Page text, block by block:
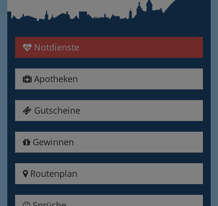
Notdienste
Apotheken
Gutscheine
Gewinnen
Routenplan